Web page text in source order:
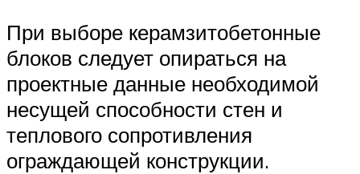
При выборе керамзитобетонные
блоков следует опираться на
проектные данные необходимой
несущей способности стен и
теплового сопротивления
ограждающей конструкции.